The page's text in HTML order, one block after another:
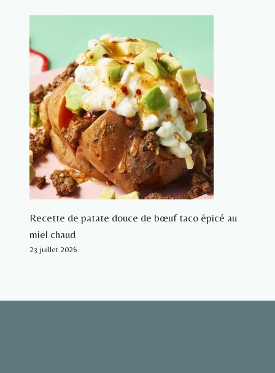
Recette de patate douce de bœuf taco épicé au
miel chaud
23 juillet 2026